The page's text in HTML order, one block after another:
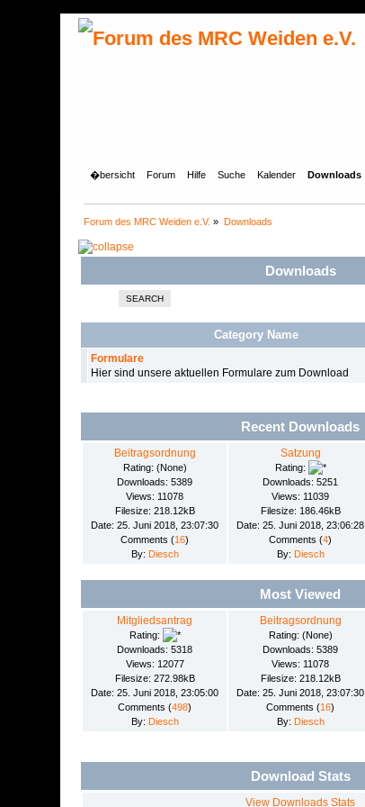
�bersicht Forum Hilfe Suche Kalender Downloads
Forum des MRC Weiden e.V. » Downloads
Downloads
SEARCH
Category Name
Formulare
Hier sind unsere aktuellen Formulare zum Download
Recent Downloads
Beitragsordnung
Rating: (None)
Downloads: 5389
Views: 11078
Filesize: 218.12kB
Date: 25. Juni 2018, 23:07:30
Comments (16)
By: Diesch
Satzung
Rating:
Downloads: 5251
Views: 11039
Filesize: 186.46kB
Date: 25. Juni 2018, 23:06:28
Comments (4)
By: Diesch
Most Viewed
Mitgliedsantrag
Rating:
Downloads: 5318
Views: 12077
Filesize: 272.98kB
Date: 25. Juni 2018, 23:05:00
Comments (498)
By: Diesch
Beitragsordnung
Rating: (None)
Downloads: 5389
Views: 11078
Filesize: 218.12kB
Date: 25. Juni 2018, 23:07:30
Comments (16)
By: Diesch
Download Stats
View Downloads Stats